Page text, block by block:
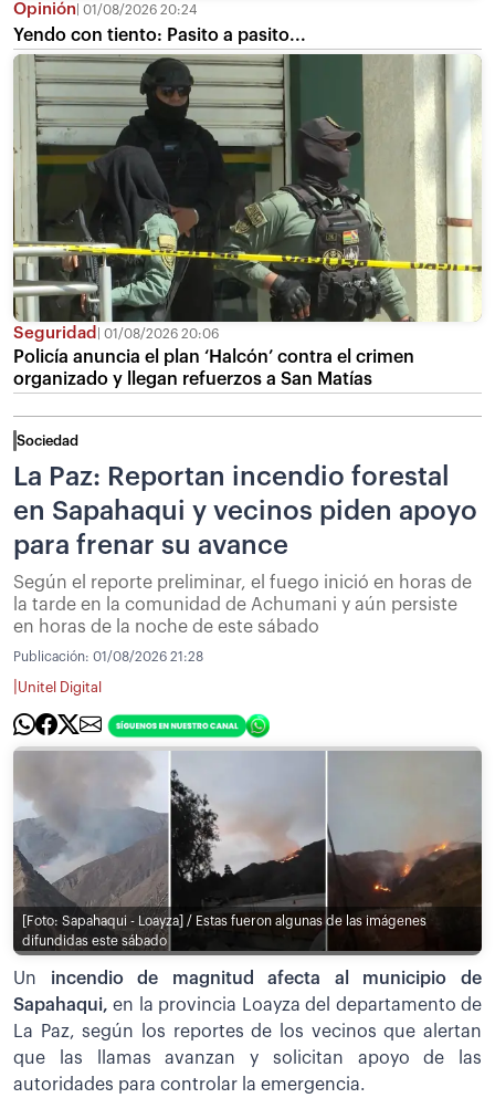
Opinión 01/08/2026 20:24
Yendo con tiento: Pasito a pasito...
Seguridad 01/08/2026 20:06
Policía anuncia el plan ‘Halcón’ contra el crimen
organizado y llegan refuerzos a San Matías
Sociedad
La Paz: Reportan incendio forestal
en Sapahaqui y vecinos piden apoyo
para frenar su avance
Según el reporte preliminar, el fuego inició en horas de
la tarde en la comunidad de Achumani y aún persiste
en horas de la noche de este sábado
Publicación: 01/08/2026 21:28
Unitel Digital
[Foto: Sapahaqui - Loayza] / Estas fueron algunas de las imágenes
difundidas este sábado
Un incendio de magnitud afecta al municipio de
Sapahaqui,en la provincia Loayza del departamento de
La Paz, según los reportes de los vecinos que alertan
que las llamas avanzan y solicitan apoyo de las
autoridades para controlar la emergencia.